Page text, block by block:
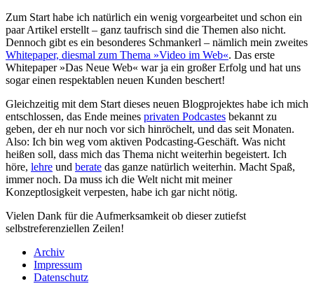
Zum Start habe ich natürlich ein wenig vorgearbeitet und schon ein
paar Artikel erstellt – ganz taufrisch sind die Themen also nicht.
Dennoch gibt es ein besonderes Schmankerl – nämlich mein zweites
Whitepaper, diesmal zum Thema »Video im Web«. Das erste
Whitepaper »Das Neue Web« war ja ein großer Erfolg und hat uns
sogar einen respektablen neuen Kunden beschert!
Gleichzeitig mit dem Start dieses neuen Blogprojektes habe ich mich
entschlossen, das Ende meines privaten Podcastes bekannt zu
geben, der eh nur noch vor sich hinröchelt, und das seit Monaten.
Also: Ich bin weg vom aktiven Podcasting-Geschäft. Was nicht
heißen soll, dass mich das Thema nicht weiterhin begeistert. Ich
höre, lehre und berate das ganze natürlich weiterhin. Macht Spaß,
immer noch. Da muss ich die Welt nicht mit meiner
Konzeptlosigkeit verpesten, habe ich gar nicht nötig.
Vielen Dank für die Aufmerksamkeit ob dieser zutiefst
selbstreferenziellen Zeilen!
Archiv
Impressum
Datenschutz